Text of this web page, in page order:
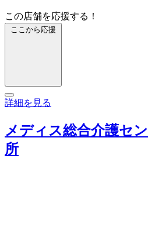
この店舗を応援する！
ここから応援
詳細を見る
メディス総合介護セ
所